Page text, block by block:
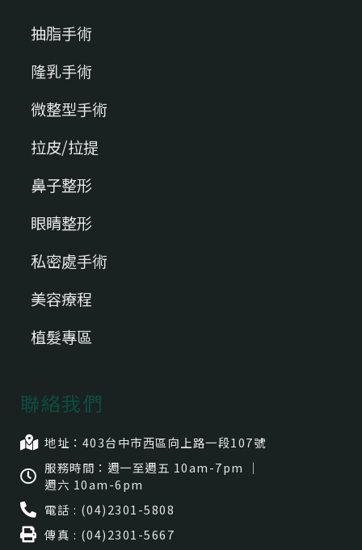
抽脂手術
隆乳手術
微整型手術
拉皮/拉提
鼻子整形
眼睛整形
私密處手術
美容療程
植髮專區
聯絡我們
地址：403台中市⻄區向上路一段107號
服務時間：週一至週五 10am-7pm ｜
週六 10am-6pm
電話 : (04)2301-5808
傳真 : (04)2301-5667